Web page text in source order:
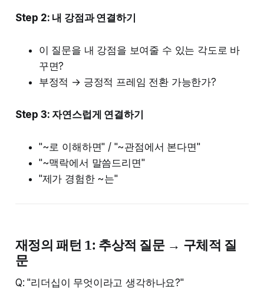
Step 2: 내 강점과 연결하기
이 질문을 내 강점을 보여줄 수 있는 각도로 바
꾸면?
부정적 → 긍정적 프레임 전환 가능한가?
Step 3: 자연스럽게 연결하기
"~로 이해하면" / "~관점에서 본다면"
"~맥락에서 말씀드리면"
"제가 경험한 ~는"
재정의 패턴 1: 추상적 질문 → 구체적 질
문
Q: "리더십이 무엇이라고 생각하나요?"